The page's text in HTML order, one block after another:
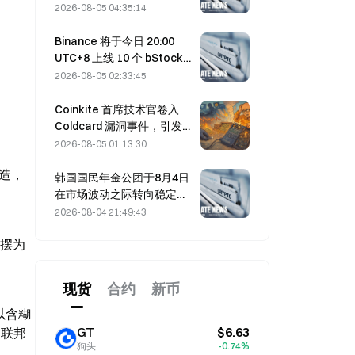
，
为
含糊
邦
达成协议的时间推迟至8月5
2026-08-05 04:35:14
Binance 将于今日 20:00
UTC+8 上线 10 个 bStocks
交易对，挂单手续费为零
2026-08-05 02:33:45
Coinkite 首席技术官卷入
Coldcard 漏洞事件，引发四
轮攻击并造成 1.14 亿美元损
2026-08-05 01:13:30
韩国国民年金公团于8月4日
在市场波动之际转向稳定型
股票
2026-08-04 21:49:43
现货 合约 新币
GT
狗头
$6.63
-0.74%